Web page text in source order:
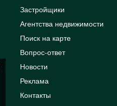
Застройщики
Агентства недвижимости
Поиск на карте
Вопрос-ответ
Новости
Реклама
Контакты